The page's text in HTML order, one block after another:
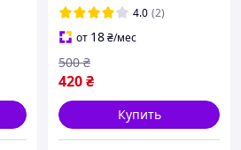
4.0 (2)
от 18₴/мес
420₴
500 ₴
Купить